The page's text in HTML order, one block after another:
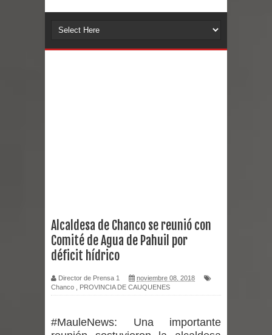
Talca en el inicio de la Fiesta del
Bodas de Oro
Curicó desarrollará jornada de
Alcaldesa de Chanco se reunió con
Comité de Agua de Pahuil por
déficit hídrico
Director de Prensa 1
noviembre 08, 2018
Chanco
PROVINCIA DE CAUQUENES
#MauleNews: Una importante